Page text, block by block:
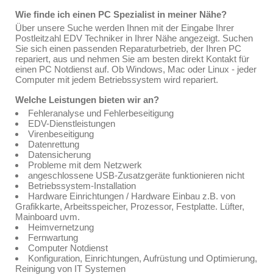
Wie finde ich einen PC Spezialist in meiner Nähe?
Über unsere Suche werden Ihnen mit der Eingabe Ihrer
Postleitzahl EDV Techniker in Ihrer Nähe angezeigt. Suchen
Sie sich einen passenden Reparaturbetrieb, der Ihren PC
repariert, aus und nehmen Sie am besten direkt Kontakt für
einen PC Notdienst auf. Ob Windows, Mac oder Linux - jeder
Computer mit jedem Betriebssystem wird repariert.
Welche Leistungen bieten wir an?
Fehleranalyse und Fehlerbeseitigung
EDV-Dienstleistungen
Virenbeseitigung
Datenrettung
Datensicherung
Probleme mit dem Netzwerk
angeschlossene USB-Zusatzgeräte funktionieren nicht
Betriebssystem-Installation
Hardware Einrichtungen / Hardware Einbau z.B. von
Grafikkarte, Arbeitsspeicher, Prozessor, Festplatte. Lüfter,
Mainboard uvm.
Heimvernetzung
Fernwartung
Computer Notdienst
Konfiguration, Einrichtungen, Aufrüstung und Optimierung,
Reinigung von IT Systemen